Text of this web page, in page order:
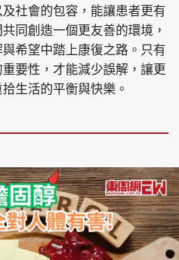
社會的包容，能讓患者更有
同創造一個更友善的環境，
希望中踏上康復之路。只有
要性，才能減少誤解，讓更
生活的平衡與快樂。